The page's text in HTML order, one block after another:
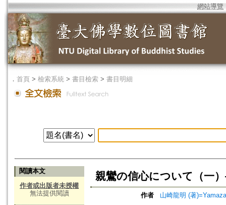
網站導覽
． 首頁 > 檢索系統 > 書目檢索 > 書目明細
閱讀本文
作者或出版者未授權
無法提供閱讀
親鸞の信心について（一
作者
山崎龍明 (著